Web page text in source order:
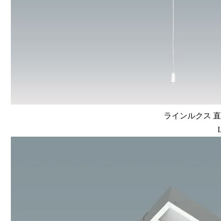
ラインルクス